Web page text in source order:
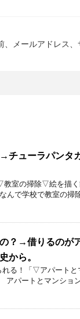
、メールアドレス、
チューラパンタ
教室の掃除▽絵を描
んで学校で教室の掃
？→借りるのが
から。
れる！「▽アパート
パートとマンショ